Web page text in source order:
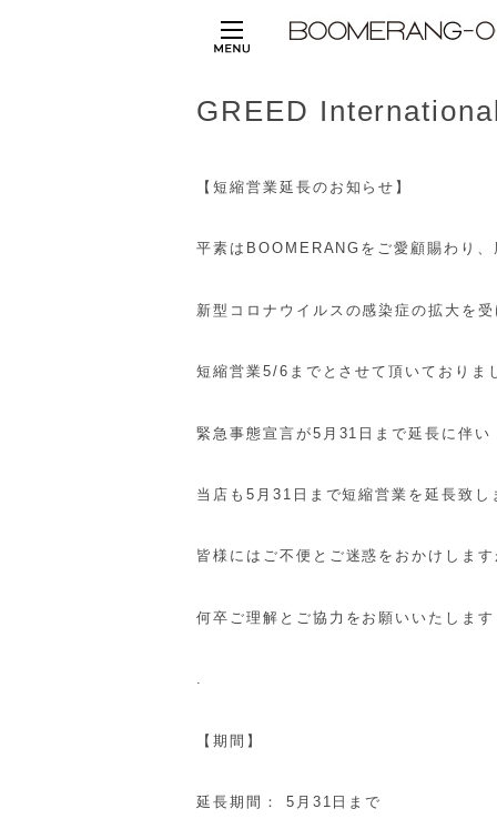
GREED
【短縮営業延長のお知らせ】
平素はBOOMERANGをご愛顧賜わり
新型コロナウイルスの感染症の拡大を
短縮営業5/6までとさせて頂いておりま
緊急事態宣言が5月31日まで延長に伴い
当店も5月31日まで短縮営業を延長致し
皆様にはご不便とご迷惑をおかけしま
何卒ご理解とご協力をお願いいたします
.
【期間】
延長期間： 5月31日まで